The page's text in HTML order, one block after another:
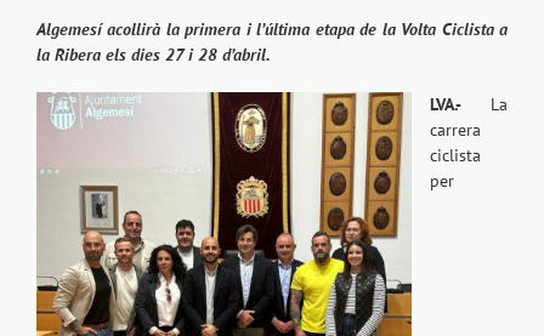
Algemesí acollirà la primera i l’última etapa de la Volta Ciclista a
la Ribera els dies 27 i 28 d’abril.
LVA.-
La
carrera
ciclista
per